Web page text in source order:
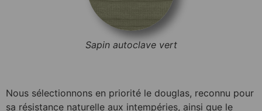
Sapin autoclave vert
Nous sélectionnons en priorité le douglas, reconnu pour
sa résistance naturelle aux intempéries, ainsi que le